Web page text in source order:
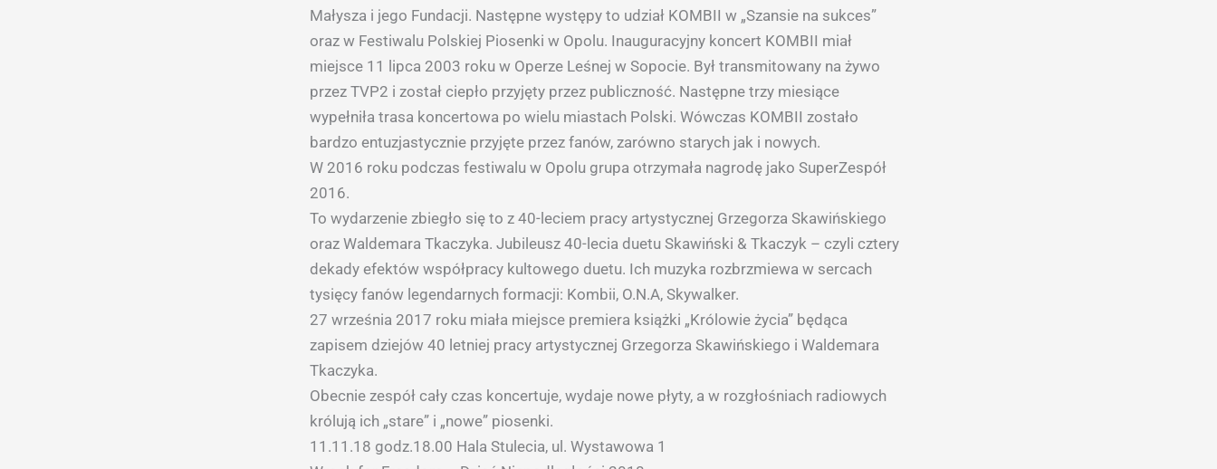
Małysza i jego Fundacji. Następne występy to udział KOMBII w „Szansie na sukces”
oraz w Festiwalu Polskiej Piosenki w Opolu. Inauguracyjny koncert KOMBII miał
miejsce 11 lipca 2003 roku w Operze Leśnej w Sopocie. Był transmitowany na żywo
przez TVP2 i został ciepło przyjęty przez publiczność. Następne trzy miesiące
wypełniła trasa koncertowa po wielu miastach Polski. Wówczas KOMBII zostało
bardzo entuzjastycznie przyjęte przez fanów, zarówno starych jak i nowych.
W 2016 roku podczas festiwalu w Opolu grupa otrzymała nagrodę jako SuperZespół
2016.
To wydarzenie zbiegło się to z 40-leciem pracy artystycznej Grzegorza Skawińskiego
oraz Waldemara Tkaczyka. Jubileusz 40-lecia duetu Skawiński & Tkaczyk – czyli cztery
dekady efektów współpracy kultowego duetu. Ich muzyka rozbrzmiewa w sercach
tysięcy fanów legendarnych formacji: Kombii, O.N.A, Skywalker.
27 września 2017 roku miała miejsce premiera książki „Królowie życia” będąca
zapisem dziejów 40 letniej pracy artystycznej Grzegorza Skawińskiego i Waldemara
Tkaczyka.
Obecnie zespół cały czas koncertuje, wydaje nowe płyty, a w rozgłośniach radiowych
królują ich „stare” i „nowe” piosenki.
11.11.18 godz.18.00 Hala Stulecia, ul. Wystawowa 1